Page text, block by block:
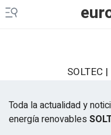
SOLTEC
Toda la actualidad y
energía renovables